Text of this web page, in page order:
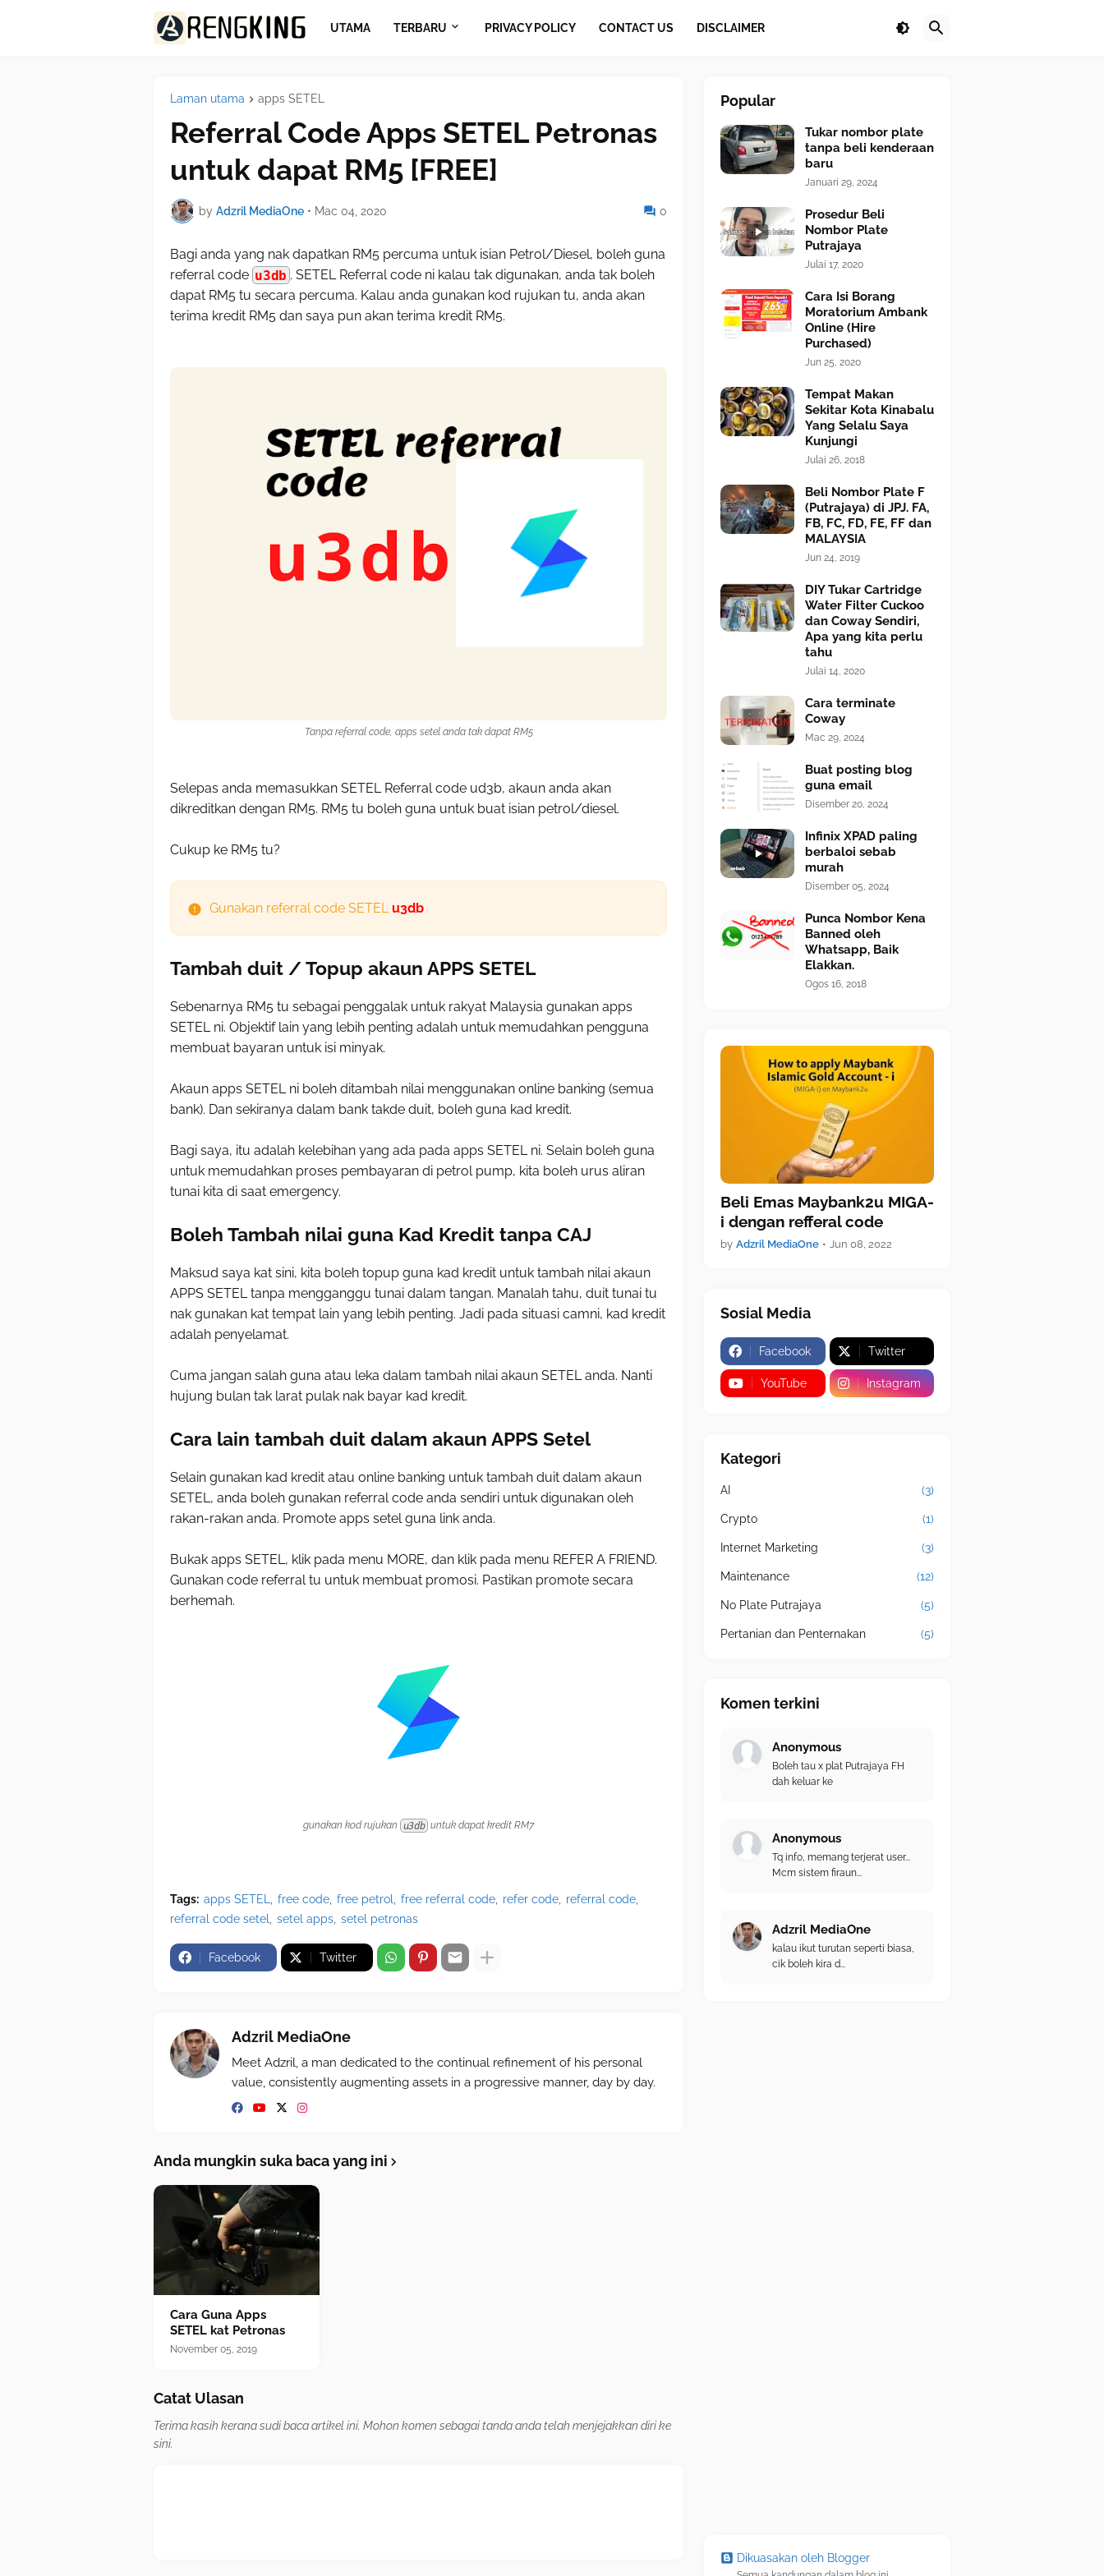
UTAMA TERBARU PRIVACY POLICY CONTACT US DISCLAIMER
Laman utama apps SETEL
Referral Code Apps SETEL Petronas
untuk dapat RM5 [FREE]
by Adzril MediaOne • Mac 04, 2020 0
Bagi anda yang nak dapatkan RM5 percuma untuk isian Petrol/Diesel, boleh guna
referral code u3db . SETEL Referral code ni kalau tak digunakan, anda tak boleh
dapat RM5 tu secara percuma. Kalau anda gunakan kod rujukan tu, anda akan
terima kredit RM5 dan saya pun akan terima kredit RM5.
Tanpa referral code, apps setel anda tak dapat RM5
Selepas anda memasukkan SETEL Referral code ud3b, akaun anda akan
dikreditkan dengan RM5. RM5 tu boleh guna untuk buat isian petrol/diesel.
Cukup ke RM5 tu?
Gunakan referral code SETELu3db
Tambah duit / Topup akaun APPS SETEL
Sebenarnya RM5 tu sebagai penggalak untuk rakyat Malaysia gunakan apps
SETEL ni. Objektif lain yang lebih penting adalah untuk memudahkan pengguna
membuat bayaran untuk isi minyak.
Akaun apps SETEL ni boleh ditambah nilai menggunakan online banking (semua
bank). Dan sekiranya dalam bank takde duit, boleh guna kad kredit.
Bagi saya, itu adalah kelebihan yang ada pada apps SETEL ni. Selain boleh guna
untuk memudahkan proses pembayaran di petrol pump, kita boleh urus aliran
tunai kita di saat emergency.
Boleh Tambah nilai guna Kad Kredit tanpa CAJ
Maksud saya kat sini, kita boleh topup guna kad kredit untuk tambah nilai akaun
APPS SETEL tanpa mengganggu tunai dalam tangan. Manalah tahu, duit tunai tu
nak gunakan kat tempat lain yang lebih penting. Jadi pada situasi camni, kad kredit
adalah penyelamat.
Cuma jangan salah guna atau leka dalam tambah nilai akaun SETEL anda. Nanti
hujung bulan tak larat pulak nak bayar kad kredit.
Cara lain tambah duit dalam akaun APPS Setel
Selain gunakan kad kredit atau online banking untuk tambah duit dalam akaun
SETEL, anda boleh gunakan referral code anda sendiri untuk digunakan oleh
rakan-rakan anda. Promote apps setel guna link anda.
Bukak apps SETEL, klik pada menu MORE, dan klik pada menu REFER A FRIEND.
Gunakan code referral tu untuk membuat promosi. Pastikan promote secara
berhemah.
gunakan kod rujukan u3db untuk dapat kredit RM7
Tags: apps SETEL free code free petrol free referral code refer code
referral code
referral code setel setel apps setel petronas
Facebook Twitter
Adzril MediaOne
Meet Adzril, a man dedicated to the continual refinement of his personal
value, consistently augmenting assets in a progressive manner, day by day.
Anda mungkin suka baca yang ini
Cara Guna Apps
SETEL kat Petronas
November 05, 2019
Catat Ulasan
Terima kasih kerana sudi baca artikel ini. Mohon komen sebagai tanda anda telah menjejakkan diri ke
sini.
Popular
Tukar nombor plate
tanpa beli kenderaan
baru
Januari 29, 2024
Prosedur Beli
Nombor Plate
Putrajaya
Julai 17, 2020
Cara Isi Borang
Moratorium Ambank
Online (Hire
Purchased)
Jun 25, 2020
Tempat Makan
Sekitar Kota Kinabalu
Yang Selalu Saya
Kunjungi
Julai 26, 2018
Beli Nombor Plate F
(Putrajaya) di JPJ. FA,
FB, FC, FD, FE, FF dan
MALAYSIA
Jun 24, 2019
DIY Tukar Cartridge
Water Filter Cuckoo
dan Coway Sendiri,
Apa yang kita perlu
tahu
Julai 14, 2020
Cara terminate
Coway
Mac 29, 2024
Buat posting blog
guna email
Disember 20, 2024
Infinix XPAD paling
berbaloi sebab
murah
Disember 05, 2024
Punca Nombor Kena
Banned oleh
Whatsapp, Baik
Elakkan.
Ogos 16, 2018
Beli Emas Maybank2u MIGA-
i dengan refferal code
by Adzril MediaOne • Jun 08, 2022
Sosial Media
Facebook Twitter
YouTube Instagram
Kategori
AI (3)
Crypto (1)
Internet Marketing (3)
Maintenance (12)
No Plate Putrajaya (5)
Pertanian dan Penternakan (5)
Komen terkini
Anonymous
Boleh tau x plat Putrajaya FH
dah keluar ke
Anonymous
Tq info, memang terjerat user...
Mcm sistem firaun...
Adzril MediaOne
kalau ikut turutan seperti biasa,
cik boleh kira d...
Dikuasakan oleh Blogger